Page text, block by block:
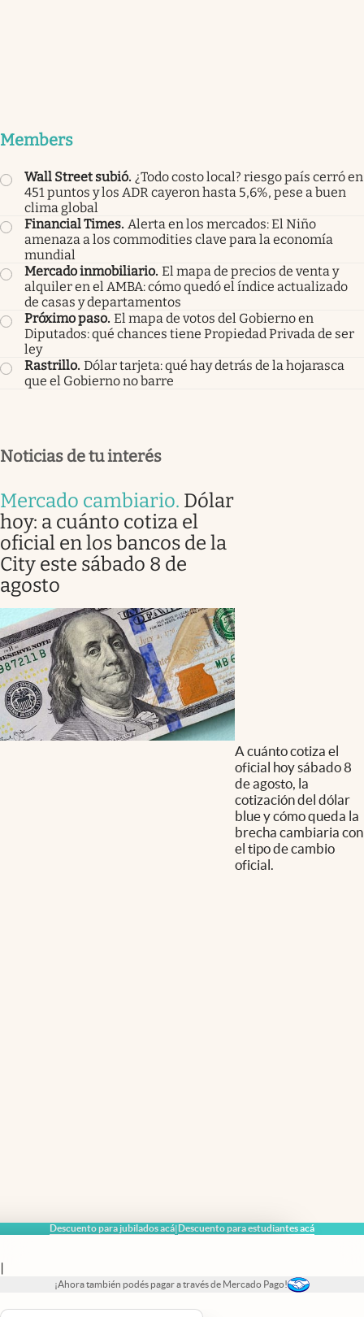
Descuento para jubilados acá|Descuento para estudiantes acá
|
¡Ahora también podés pagar a través de Mercado Pago!
Members
Wall Street subió. ¿Todo costo local? riesgo país cerró en
451 puntos y los ADR cayeron hasta 5,6%, pese a buen
clima global
Financial Times. Alerta en los mercados: El Niño
amenaza a los commodities clave para la economía
mundial
Mercado inmobiliario. El mapa de precios de venta y
alquiler en el AMBA: cómo quedó el índice actualizado
de casas y departamentos
Próximo paso. El mapa de votos del Gobierno en
Diputados: qué chances tiene Propiedad Privada de ser
ley
Rastrillo. Dólar tarjeta: qué hay detrás de la hojarasca
que el Gobierno no barre
Noticias de tu interés
Mercado cambiario. Dólar
hoy: a cuánto cotiza el
oficial en los bancos de la
City este sábado 8 de
agosto
A cuánto cotiza el
oficial hoy sábado 8
de agosto, la
cotización del dólar
blue y cómo queda la
brecha cambiaria con
el tipo de cambio
oficial.